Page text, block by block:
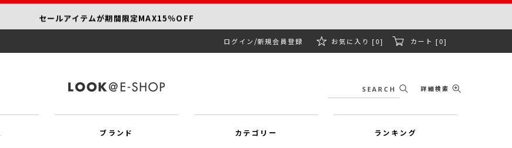
セールアイテムが期間限定MAX15％OFF
ログイン 新規会員登録 お気に入り [0] カート [0]
詳細検索
ブランド カテゴリー ランキング